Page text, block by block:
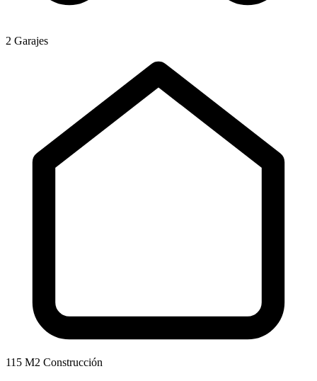
2 Garajes
115 M2 Construcción